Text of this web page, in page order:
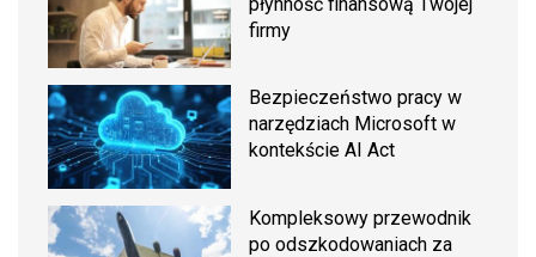
firmy
Bezpieczeństwo pracy w
narzędziach Microsoft w
kontekście AI Act
Kompleksowy przewodnik
po odszkodowaniach za